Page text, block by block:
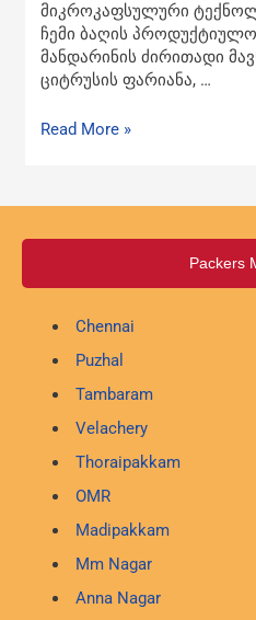
მიკროკაფსულური
ჩემი ბაღის
მანდარინის ძირითადი
ციტრუსის ფარიანა, …
Read More »
Packers
Chennai
Puzhal
Tambaram
Velachery
Thoraipakkam
OMR
Madipakkam
Mm Nagar
Anna Nagar